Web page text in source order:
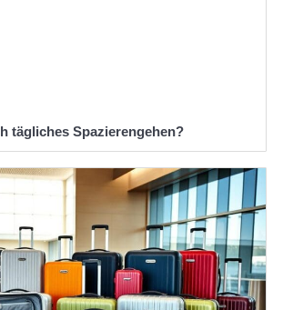
tägliches Spazierengehen?